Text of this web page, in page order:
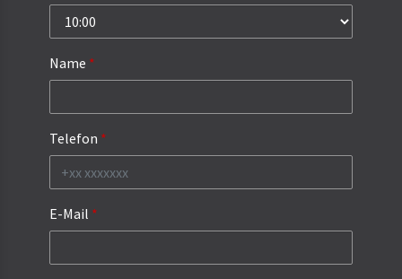
Name
Telefon
E-Mail